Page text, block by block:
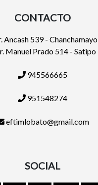
CONTACTO
Ancash 539 - Chanchamayo
Manuel Prado 514 - Satipo
945566665
951548274
eftimlobato@gmail.com
SOCIAL